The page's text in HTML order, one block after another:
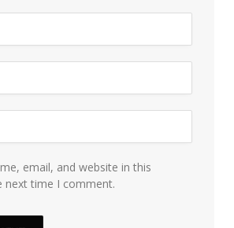
email, and website in this
next time I comment.